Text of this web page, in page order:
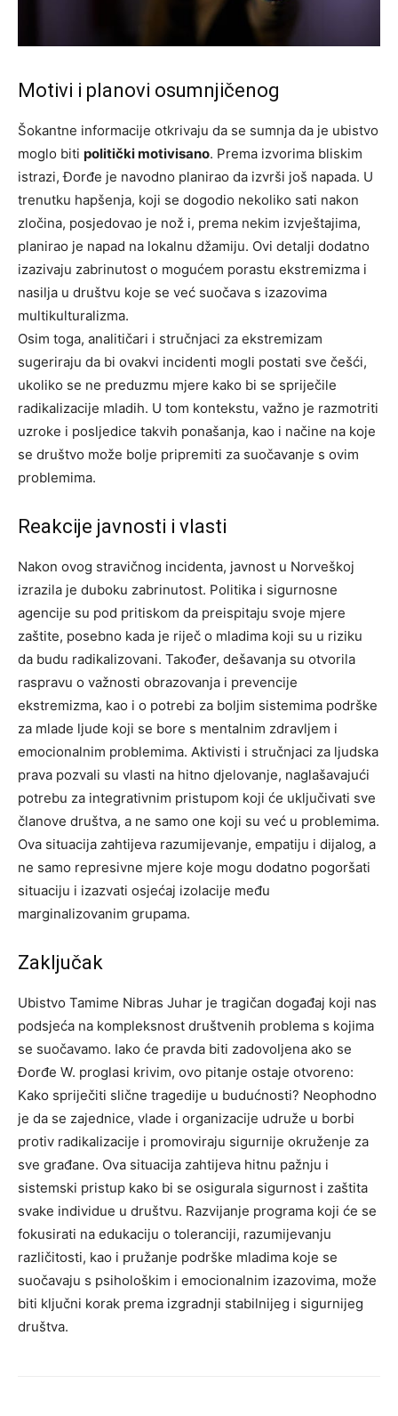
Motivi i planovi osumnjičenog
Šokantne informacije otkrivaju da se sumnja da je ubistvo
moglo biti politički motivisano. Prema izvorima bliskim
istrazi, Đorđe je navodno planirao da izvrši još napada. U
trenutku hapšenja, koji se dogodio nekoliko sati nakon
zločina, posjedovao je nož i, prema nekim izvještajima,
planirao je napad na lokalnu džamiju. Ovi detalji dodatno
izazivaju zabrinutost o mogućem porastu ekstremizma i
nasilja u društvu koje se već suočava s izazovima
multikulturalizma.
Osim toga, analitičari i stručnjaci za ekstremizam
sugeriraju da bi ovakvi incidenti mogli postati sve češći,
ukoliko se ne preduzmu mjere kako bi se spriječile
radikalizacije mladih. U tom kontekstu, važno je razmotriti
uzroke i posljedice takvih ponašanja, kao i načine na koje
se društvo može bolje pripremiti za suočavanje s ovim
problemima.
Reakcije javnosti i vlasti
Nakon ovog stravičnog incidenta, javnost u Norveškoj
izrazila je duboku zabrinutost. Politika i sigurnosne
agencije su pod pritiskom da preispitaju svoje mjere
zaštite, posebno kada je riječ o mladima koji su u riziku
da budu radikalizovani. Također, dešavanja su otvorila
raspravu o važnosti obrazovanja i prevencije
ekstremizma, kao i o potrebi za boljim sistemima podrške
za mlade ljude koji se bore s mentalnim zdravljem i
emocionalnim problemima. Aktivisti i stručnjaci za ljudska
prava pozvali su vlasti na hitno djelovanje, naglašavajući
potrebu za integrativnim pristupom koji će uključivati sve
članove društva, a ne samo one koji su već u problemima.
Ova situacija zahtijeva razumijevanje, empatiju i dijalog, a
ne samo represivne mjere koje mogu dodatno pogoršati
situaciju i izazvati osjećaj izolacije među
marginalizovanim grupama.
Zaključak
Ubistvo Tamime Nibras Juhar je tragičan događaj koji nas
podsjeća na kompleksnost društvenih problema s kojima
se suočavamo. Iako će pravda biti zadovoljena ako se
Đorđe W. proglasi krivim, ovo pitanje ostaje otvoreno:
Kako spriječiti slične tragedije u budućnosti? Neophodno
je da se zajednice, vlade i organizacije udruže u borbi
protiv radikalizacije i promoviraju sigurnije okruženje za
sve građane. Ova situacija zahtijeva hitnu pažnju i
sistemski pristup kako bi se osigurala sigurnost i zaštita
svake individue u društvu. Razvijanje programa koji će se
fokusirati na edukaciju o toleranciji, razumijevanju
različitosti, kao i pružanje podrške mladima koje se
suočavaju s psihološkim i emocionalnim izazovima, može
biti ključni korak prema izgradnji stabilnijeg i sigurnijeg
društva.